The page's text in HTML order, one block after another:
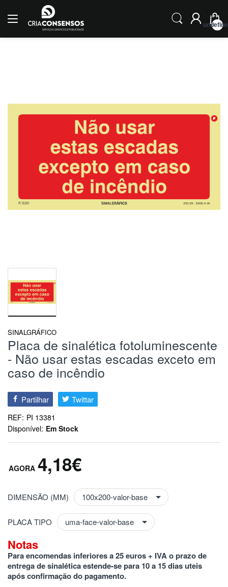
SINALGRÁFICO
Placa de sinalética fotoluminescente
- Não usar estas escadas exceto em
caso de incêndio
Partilhar Twittar
REF: PI 13381
Disponível: Em Stock
4,18€
DIMENSÃO (MM)
PLACA TIPO
Notas
Para encomendas inferiores a 25 euros + IVA o prazo de
entrega de sinalética estende-se para 10 a 15 dias uteis
após confirmação do pagamento.